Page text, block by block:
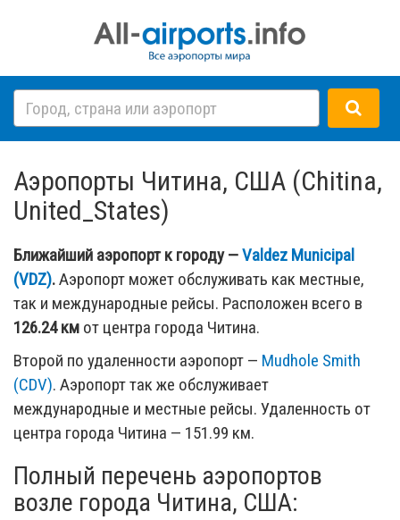
Аэропорты Читина, США (Chitina,
United_States)
Ближайший аэропорт к городу —Valdez Municipal
(VDZ).Аэропорт может обслуживать как местные,
так и международные рейсы. Расположен всего в
126.24 км от центра города Читина.
Второй по удаленности аэропорт — Mudhole Smith
(CDV). Аэропорт так же обслуживает
международные и местные рейсы. Удаленность от
центра города Читина — 151.99 км.
Полный перечень аэропортов
возле города Читина, США: